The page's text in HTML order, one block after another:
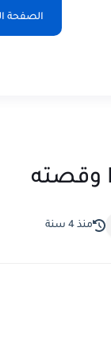
الصفحة
منذ 4 سنة